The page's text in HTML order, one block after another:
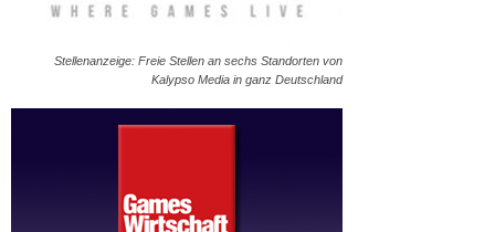
Stellenanzeige: Freie Stellen an sechs Standorten von
Kalypso Media in ganz Deutschland